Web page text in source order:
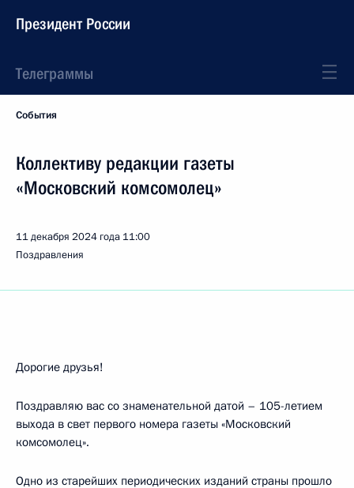
Президент России
Телеграммы
События
Коллективу редакции газеты
«Московский комсомолец»
11 декабря 2024 года 11:00
Поздравления
Дорогие друзья!
Поздравляю вас со знаменательной датой – 105-летием
выхода в свет первого номера газеты «Московский
комсомолец».
Одно из старейших периодических изданий страны прошло